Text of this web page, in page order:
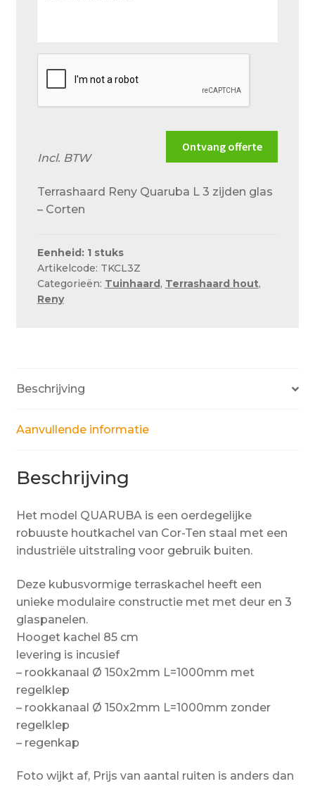
Ontvang offerte
Incl. BTW
Terrashaard Reny Quaruba L 3 zijden glas
– Corten
Eenheid: 1 stuks
Artikelcode: TKCL3Z
Categorieën: Tuinhaard, Terrashaard hout,
Reny
Beschrijving
Aanvullende informatie
Beschrijving
Het model QUARUBA is een oerdegelijke
robuuste houtkachel van Cor-Ten staal met een
industriële uitstraling voor gebruik buiten.
Deze kubusvormige terraskachel heeft een
unieke modulaire constructie met met deur en 3
glaspanelen.
Hooget kachel 85 cm
levering is incusief
– rookkanaal Ø 150x2mm L=1000mm met
regelklep
– rookkanaal Ø 150x2mm L=1000mm zonder
regelklep
– regenkap
Foto wijkt af, Prijs van aantal ruiten is anders dan